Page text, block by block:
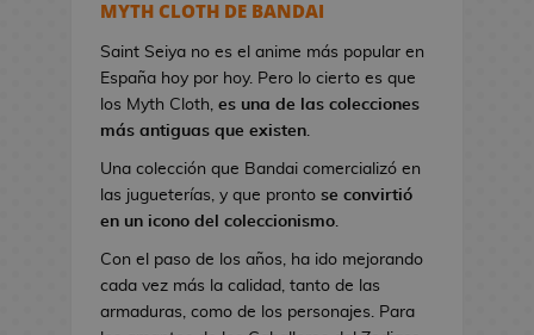
s
d
e
V
j
u
e
MYTH CLOTH DE BANDAI
Saint Seiya no es el anime más popular en
España hoy por hoy. Pero lo cierto es que
los Myth Cloth, es una de las colecciones
más antiguas que existen.
Una colección que Bandai comercializó en
las jugueterías, y que pronto se convirtió
en un icono del coleccionismo.
Con el paso de los años, ha ido mejorando
cada vez más la calidad, tanto de las
armaduras, como de los personajes. Para